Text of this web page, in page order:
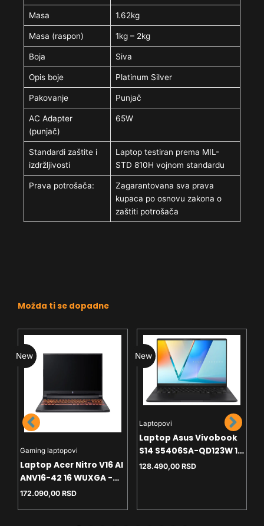
Masa 1.62kg
Masa (raspon) 1kg – 2kg
Boja Siva
Opis boje Platinum Silver
Pakovanje Punjač
AC Adapter
(punjač)
65W
Standardi zaštite i
izdržljivosti
Laptop testiran prema MIL-
STD 810H vojnom standardu
Prava potrošača:
Zagarantovana sva prava
kupaca po osnovu zakona o
zaštiti potrošača
Možda ti se dopadne
New
Gaming laptopovi
Laptop Acer Nitro V16 AI
ANV16-42 16 WUXGA -
R5-240 - 16GB - NVMe
172.090,00 RSD
New
Laptopovi
Laptop Asus Vivobook
S14 S5406SA-QD123W 14
WUXGA OLED - U7-256V
128.490,00 RSD